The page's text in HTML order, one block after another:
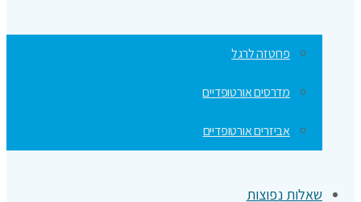
פרוטזה לרגל
מדרסים אורטופדיים
אביזרים אורטופדיים
שאלות נפוצות